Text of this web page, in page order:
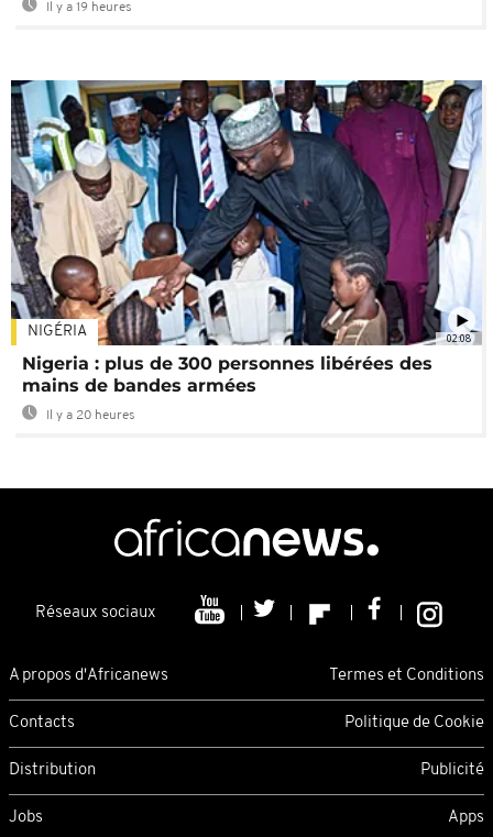
Il y a 19 heures
02:08
NIGÉRIA
Nigeria : plus de 300 personnes libérées des
mains de bandes armées
Il y a 20 heures
Réseaux sociaux
A propos d'Africanews Termes et Conditions
Contacts Politique de Cookie
Distribution Publicité
Jobs Apps